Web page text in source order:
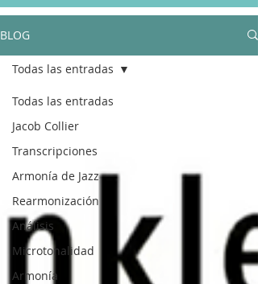
BLOG
Todas las entradas
Jacob Collier
Transcripciones
Armonía de Jazz
Rearmonización
Análisis
Microtonalidad
Armonía
Todas las entradas